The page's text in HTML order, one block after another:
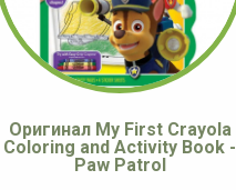
Оригинал My First Crayola
Coloring and Activity Book -
Paw Patrol